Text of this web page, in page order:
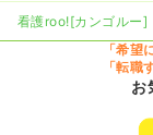
看護roo![カンゴルー]
「希望
「転
お